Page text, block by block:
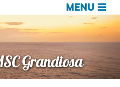
MENU
Grandiosa